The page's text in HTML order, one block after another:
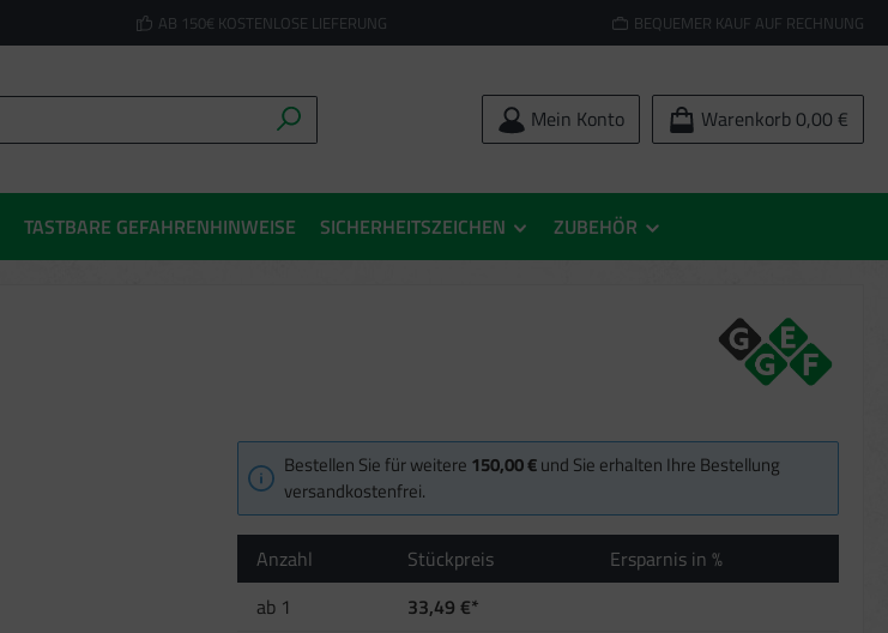
AB 150€ KOSTENLOSE LIEFERUNG BEQUEMER KAUF AUF RECHNUNG
Mein Konto Warenkorb 0,00 €
TASTBARE GEFAHRENHINWEISE SICHERHEITSZEICHEN ZUBEHÖR
Bestellen Sie für weitere 150,00 €und Sie erhalten Ihre Bestellung
versandkostenfrei.
Anzahl Stückpreis
Ersparnis in %
ab 1
33,49 €*